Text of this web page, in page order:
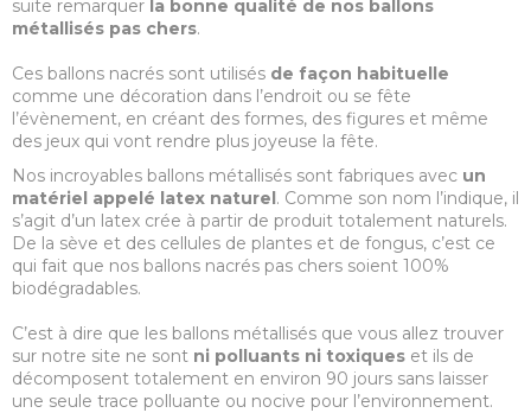
suite remarquer la bonne qualité de nos ballons
métallisés pas chers.
Ces ballons nacrés sont utilisés de façon habituelle
comme une décoration dans l’endroit ou se fête
l’évènement, en créant des formes, des figures et même
des jeux qui vont rendre plus joyeuse la fête.
Nos incroyables ballons métallisés sont fabriques avec un
matériel appelé latex naturel. Comme son nom l’indique, il
s’agit d’un latex crée à partir de produit totalement naturels.
De la sève et des cellules de plantes et de fongus, c’est ce
qui fait que nos ballons nacrés pas chers soient 100%
biodégradables.
C’est à dire que les ballons métallisés que vous allez trouver
sur notre site ne sont ni polluants ni toxiques et ils de
décomposent totalement en environ 90 jours sans laisser
une seule trace polluante ou nocive pour l’environnement.